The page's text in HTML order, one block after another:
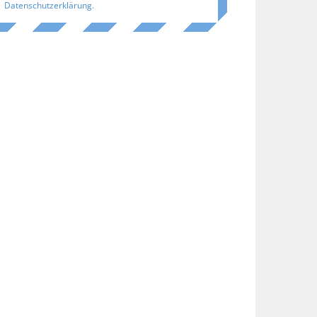
Datenschutzerklärung.